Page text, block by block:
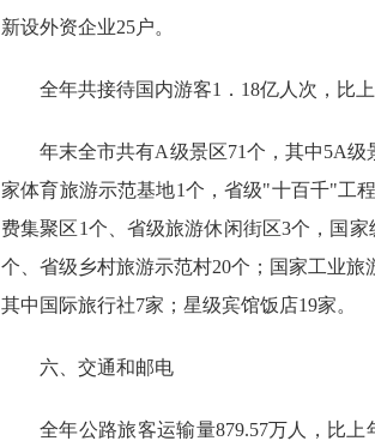
新设外资企业25户。
全年共接待国内游客1 ． 18亿 人次，比
年末全市共有A级景区71个，其中5A级
家体育旅游示范基地1个，省级"十百千"工
费集聚区1个、省级旅游休闲街区3个，国
个、省级乡村旅游示范村20个；国家工业
其中国际旅行社7家；星级宾馆饭店19家。
六、交通和邮电
全年公路旅客运输量879.57万人，比上